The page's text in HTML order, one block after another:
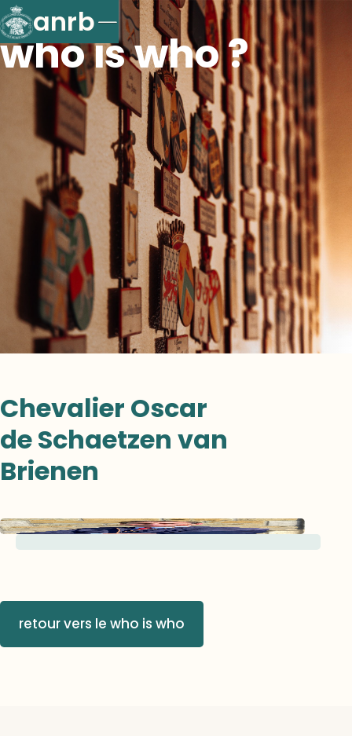
anrb
who is who ?
Chevalier Oscar
de Schaetzen van
Brienen
retour vers le who is who